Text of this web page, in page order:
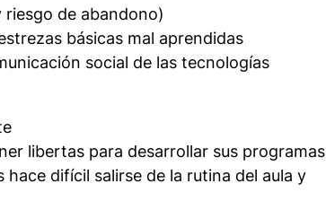
de abandono)
básicas mal aprendidas
social de las tecnologías
libertas para desarrollar sus programas
difícil salirse de la rutina del aula y